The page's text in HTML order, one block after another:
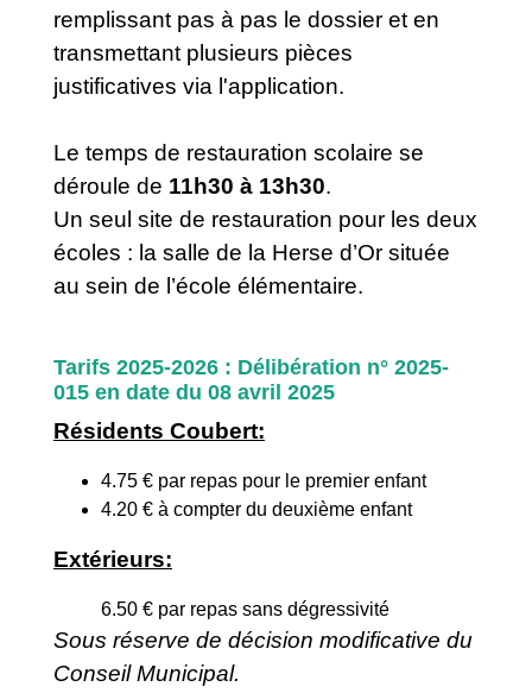
remplissant pas à pas le dossier et en
transmettant plusieurs pièces
justificatives via l'application.
Le temps de restauration scolaire se
déroule de 11h30 à 13h30.
Un seul site de restauration pour les deux
écoles : la salle de la Herse d’Or située
au sein de l’école élémentaire.
Tarifs 2025-2026 : Délibération n° 2025-
015 en date du 08 avril 2025
Résidents Coubert:
4.75 € par repas pour le premier enfant
4.20 € à compter du deuxième enfant
Extérieurs:
6.50 € par repas sans dégressivité
Sous réserve de décision modificative du
Conseil Municipal.